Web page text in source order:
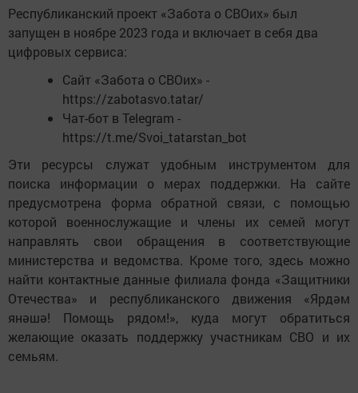
Республиканский проект «Забота о СВОих» был
запущен в ноябре 2023 года и включает в себя два
цифровых сервиса:
Сайт «Забота о СВОих» -
https://zabotasvo.tatar/
Чат-бот в Telegram -
https://t.me/Svoi_tatarstan_bot
Эти ресурсы служат удобным инструментом для
поиска информации о мерах поддержки. На сайте
предусмотрена форма обратной связи, с помощью
которой военнослужащие и члены их семей могут
направлять свои обращения в соответствующие
министерства и ведомства. Кроме того, здесь можно
найти контактные данные филиала фонда «Защитники
Отечества» и республиканского движения «Ярдәм
янәшә! Помощь рядом!», куда могут обратиться
желающие оказать поддержку участникам СВО и их
семьям.